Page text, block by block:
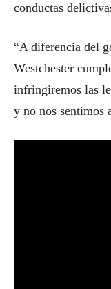
conductas
“A diferencia del
Westchester
infringiremos las
y no nos sentimos